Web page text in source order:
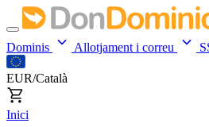
Dominis Allotjament i correu
EUR/Català
Inici